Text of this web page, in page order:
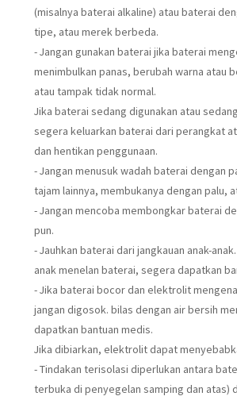
(misalnya baterai alkaline) atau baterai
tipe, atau merek berbeda.
- Jangan gunakan baterai jika baterai
menimbulkan panas, berubah warna atau
atau tampak tidak normal.
Jika baterai sedang digunakan atau
segera keluarkan baterai dari perangkat
dan hentikan penggunaan.
- Jangan menusuk wadah baterai dengan
tajam lainnya, membukanya dengan palu,
- Jangan mencoba membongkar baterai
pun.
- Jauhkan baterai dari jangkauan anak-
anak menelan baterai, segera dapatkan
- Jika baterai bocor dan elektrolit
jangan digosok. bilas dengan air bersih
dapatkan bantuan medis.
Jika dibiarkan, elektrolit dapat
- Tindakan terisolasi diperlukan antara
terbuka di penyegelan samping dan atas)